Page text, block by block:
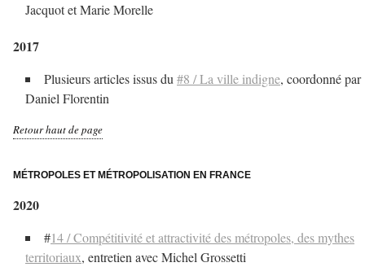
Jacquot et Marie Morelle
2017
Plusieurs articles issus du#8 / La ville indigne, coordonné par
Daniel Florentin
Retour haut de page
MÉTROPOLES ET MÉTROPOLISATION EN FRANCE
2020
#14 / Compétitivité et attractivité des métropoles, des mythes
territoriaux, entretien avec Michel Grossetti